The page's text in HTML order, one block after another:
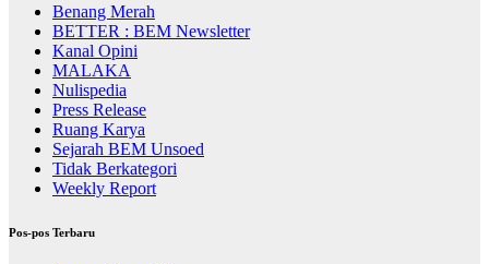
Benang Merah
BETTER : BEM Newsletter
Kanal Opini
MALAKA
Nulispedia
Press Release
Ruang Karya
Sejarah BEM Unsoed
Tidak Berkategori
Weekly Report
Pos-pos Terbaru